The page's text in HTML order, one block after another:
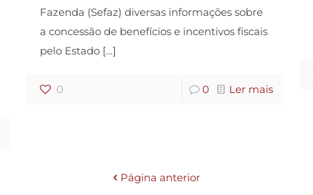
Fazenda (Sefaz) diversas informações sobre
a concessão de benefícios e incentivos fiscais
pelo Estado[…]
0 0 Ler mais
Página anterior